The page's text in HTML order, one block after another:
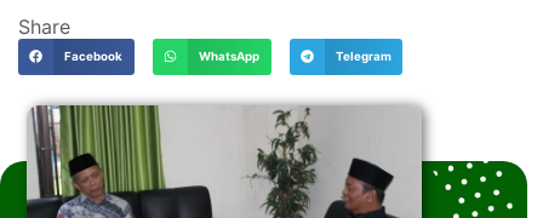
Share
Facebook WhatsApp Telegram